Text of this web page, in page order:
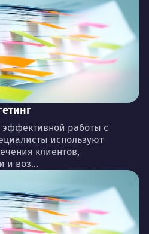
работы с
используют
клиентов,
и воз...